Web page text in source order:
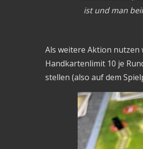
ist und man
Als weitere Aktion
Handkartenlimit 10 je
stellen (also auf dem